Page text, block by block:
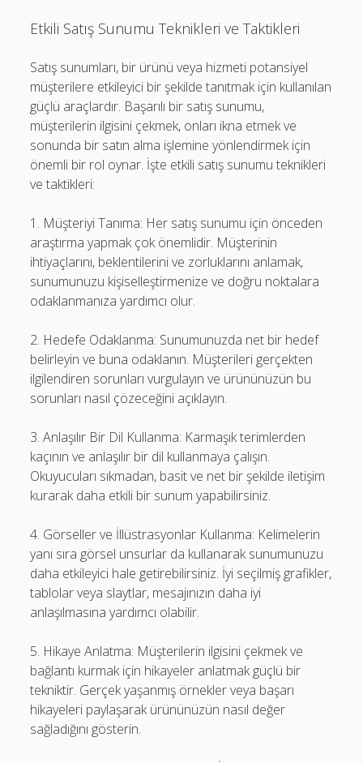
Etkili Satış Sunumu Teknikleri ve Taktikleri
Satış sunumları, bir ürünü veya hizmeti potansiyel
müşterilere etkileyici bir şekilde tanıtmak için kullanılan
güçlü araçlardır. Başarılı bir satış sunumu,
müşterilerin ilgisini çekmek, onları ikna etmek ve
sonunda bir satın alma işlemine yönlendirmek için
önemli bir rol oynar. İşte etkili satış sunumu teknikleri
ve taktikleri:
1. Müşteriyi Tanıma: Her satış sunumu için önceden
araştırma yapmak çok önemlidir. Müşterinin
ihtiyaçlarını, beklentilerini ve zorluklarını anlamak,
sunumunuzu kişiselleştirmenize ve doğru noktalara
odaklanmanıza yardımcı olur.
2. Hedefe Odaklanma: Sunumunuzda net bir hedef
belirleyin ve buna odaklanın. Müşterileri gerçekten
ilgilendiren sorunları vurgulayın ve ürününüzün bu
sorunları nasıl çözeceğini açıklayın.
3. Anlaşılır Bir Dil Kullanma: Karmaşık terimlerden
kaçının ve anlaşılır bir dil kullanmaya çalışın.
Okuyucuları sıkmadan, basit ve net bir şekilde iletişim
kurarak daha etkili bir sunum yapabilirsiniz.
4. Görseller ve İllüstrasyonlar Kullanma: Kelimelerin
yanı sıra görsel unsurlar da kullanarak sunumunuzu
daha etkileyici hale getirebilirsiniz. İyi seçilmiş grafikler,
tablolar veya slaytlar, mesajınızın daha iyi
anlaşılmasına yardımcı olabilir.
5. Hikaye Anlatma: Müşterilerin ilgisini çekmek ve
bağlantı kurmak için hikayeler anlatmak güçlü bir
tekniktir. Gerçek yaşanmış örnekler veya başarı
hikayeleri paylaşarak ürününüzün nasıl değer
sağladığını gösterin.